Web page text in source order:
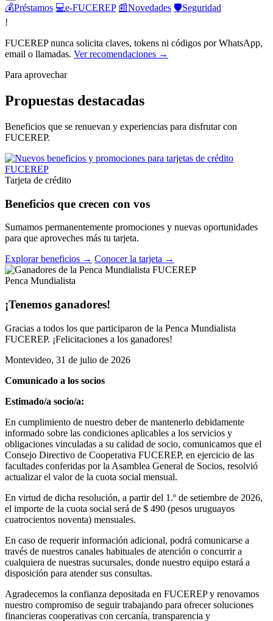
💰Préstamos 💻e-FUCEREP 📰Novedades 🛡️Seguridad
!
FUCEREP nunca solicita claves, tokens ni códigos por WhatsApp,
email o llamadas. Ver recomendaciones →
Para aprovechar
Propuestas destacadas
Beneficios que se renuevan y experiencias para disfrutar con
FUCEREP.
Tarjeta de crédito
Beneficios que crecen con vos
Sumamos permanentemente promociones y nuevas oportunidades
para que aproveches más tu tarjeta.
Explorar beneficios → Conocer la tarjeta →
Penca Mundialista
¡Tenemos ganadores!
Gracias a todos los que participaron de la Penca Mundialista
FUCEREP. ¡Felicitaciones a los ganadores!
Montevideo, 31 de julio de 2026
Comunicado a los socios
Estimado/a socio/a:
En cumplimiento de nuestro deber de mantenerlo debidamente
informado sobre las condiciones aplicables a los servicios y
obligaciones vinculadas a su calidad de socio, comunicamos que el
Consejo Directivo de Cooperativa FUCEREP, en ejercicio de las
facultades conferidas por la Asamblea General de Socios, resolvió
actualizar el valor de la cuota social mensual.
En virtud de dicha resolución, a partir del 1.º de setiembre de 2026,
el importe de la cuota social será de $ 490 (pesos uruguayos
cuatrocientos noventa) mensuales.
En caso de requerir información adicional, podrá comunicarse a
través de nuestros canales habituales de atención o concurrir a
cualquiera de nuestras sucursales, donde nuestro equipo estará a
disposición para atender sus consultas.
Agradecemos la confianza depositada en FUCEREP y renovamos
nuestro compromiso de seguir trabajando para ofrecer soluciones
financieras cooperativas con cercanía, transparencia y